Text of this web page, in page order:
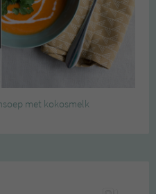
met kokosmelk